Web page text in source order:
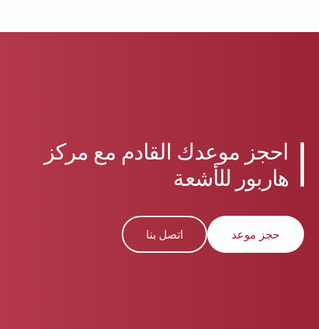
احجز موعدك القادم مع مركز
هاربور للأشعة
حجز موعد اتصل بنا